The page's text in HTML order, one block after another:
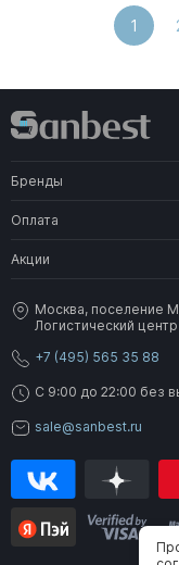
1
Бренды
Оплата
Акции
Москва, поселение
Логистический
+7 (495) 565 35 88
C 9:00 до 22:00 без
sale@sanbest.ru